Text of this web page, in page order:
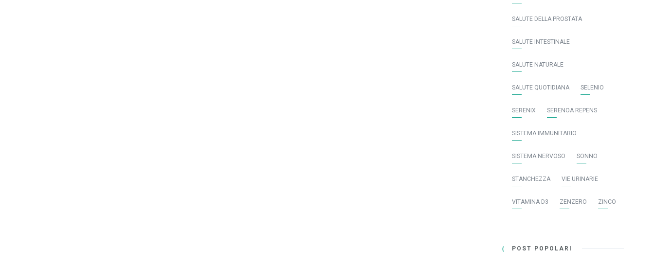
SALUTE DELLA PROSTATA
SALUTE INTESTINALE
SALUTE NATURALE
SALUTE QUOTIDIANA SELENIO
SERENIX SERENOA REPENS
SISTEMA IMMUNITARIO
SISTEMA NERVOSO SONNO
STANCHEZZA VIE URINARIE
VITAMINA D3 ZENZERO ZINCO
POST POPOLARI